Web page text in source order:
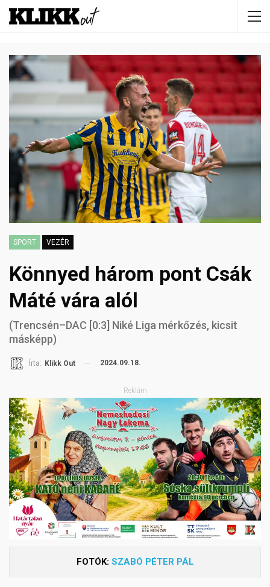
SPORT VEZÉR
Könnyed három pont Csák
Máté vára alól
(Trencsén–DAC [0:3] Niké Liga mérkőzés, kicsit
másképp)
Írta: Klikk Out 2024.09.18.
Reklám
FOTÓK: SZABÓ PÉTER PÁL